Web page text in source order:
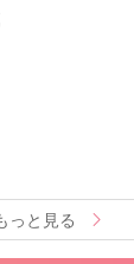
っと見る